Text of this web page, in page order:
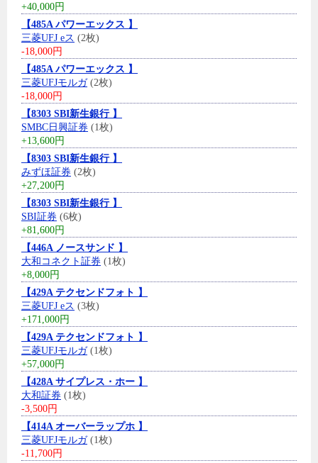
+40,000円
【485A パワーエックス 】
三菱UFJ eス (2枚)
-18,000円
【485A パワーエックス 】
三菱UFJモルガ(2枚)
-18,000円
【8303 SBI新生銀行 】
SMBC日興証券 (1枚)
+13,600円
【8303 SBI新生銀行 】
みずほ証券 (2枚)
+27,200円
【8303 SBI新生銀行 】
SBI証券 (6枚)
+81,600円
【446A ノースサンド 】
大和コネクト証券 (1枚)
+8,000円
【429A テクセンドフォト 】
三菱UFJ eス (3枚)
+171,000円
【429A テクセンドフォト 】
三菱UFJモルガ(1枚)
+57,000円
【428A サイプレス・ホー 】
大和証券 (1枚)
-3,500円
【414A オーバーラップホ 】
三菱UFJモルガ(1枚)
-11,700円